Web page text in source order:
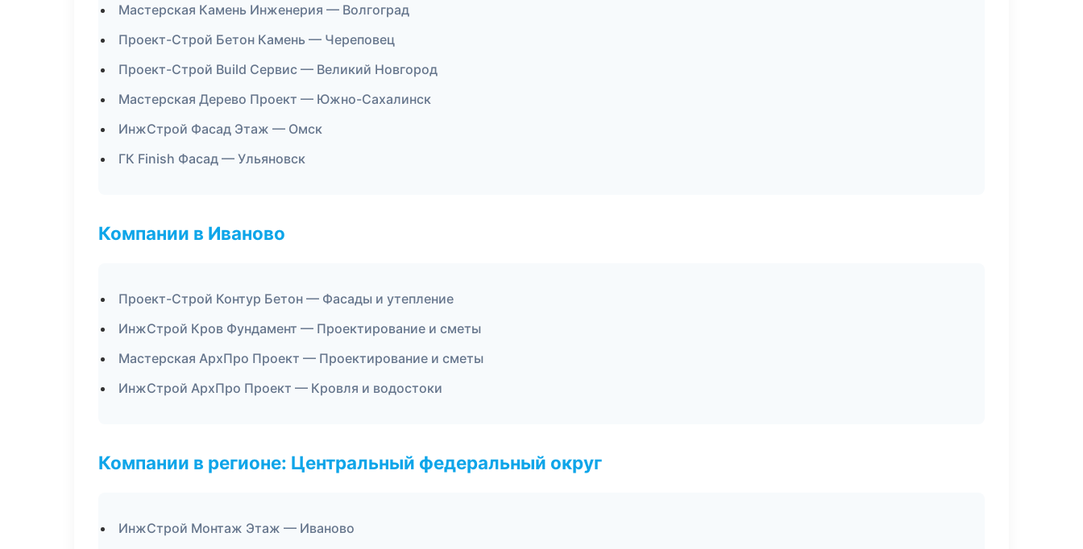
Мастерская Камень Инженерия — Волгоград
Проект-Строй Бетон Камень — Череповец
Проект-Строй Build Сервис — Великий Новгород
Мастерская Дерево Проект — Южно-Сахалинск
ИнжСтрой Фасад Этаж — Омск
ГК Finish Фасад — Ульяновск
Компании в Иваново
Проект-Строй Контур Бетон — Фасады и утепление
ИнжСтрой Кров Фундамент — Проектирование и сметы
Мастерская АрхПро Проект — Проектирование и сметы
ИнжСтрой АрхПро Проект — Кровля и водостоки
Компании в регионе: Центральный федеральный округ
ИнжСтрой Монтаж Этаж — Иваново